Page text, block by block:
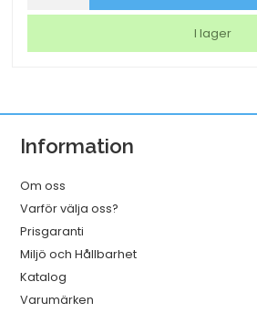
Rengöringsduk
320mmx114m
mängd
I lager
Information
Om oss
Varför välja oss?
Prisgaranti
Miljö och Hållbarhet
Katalog
Varumärken